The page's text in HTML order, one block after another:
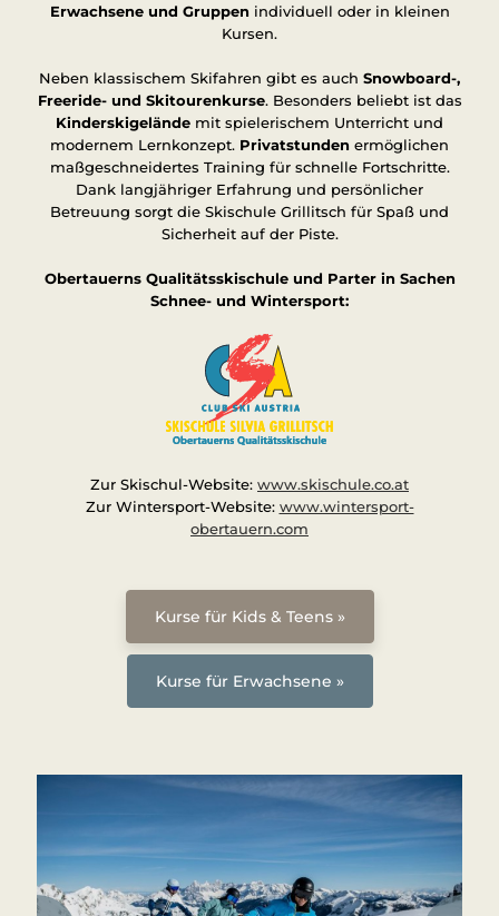
Erwachsene und Gruppen individuell oder in kleinen
Kursen.
Neben klassischem Skifahren gibt es auch Snowboard-,
Freeride- und Skitourenkurse. Besonders beliebt ist das
Kinderskigelände mit spielerischem Unterricht und
modernem Lernkonzept. Privatstunden ermöglichen
maßgeschneidertes Training für schnelle Fortschritte.
Dank langjähriger Erfahrung und persönlicher
Betreuung sorgt die Skischule Grillitsch für Spaß und
Sicherheit auf der Piste.
Obertauerns Qualitätsskischule und Parter in Sachen
Schnee- und Wintersport:
Zur Skischul-Website: www.skischule.co.at
Zur Wintersport-Website: www.wintersport-
obertauern.com
Kurse für Kids & Teens »
Kurse für Erwachsene »